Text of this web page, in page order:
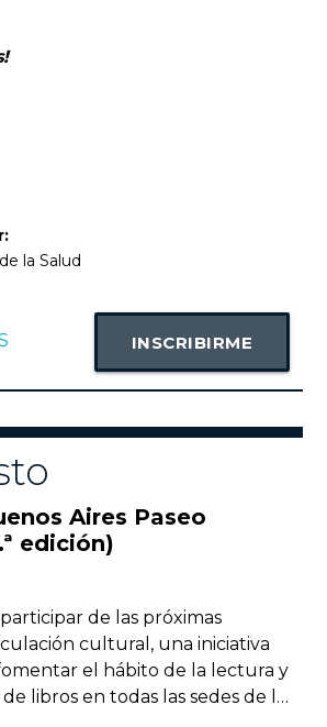
la Salud
INSCRIBIRME
Aires Paseo
edición)
de las próximas
cultural, una iniciativa
el hábito de la lectura y
libros en todas las sedes de la